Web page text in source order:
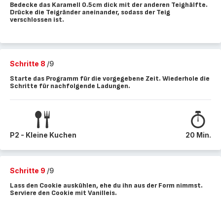
Bedecke das Karamell 0.5cm dick mit der anderen Teighälfte.
Drücke die Teigränder aneinander, sodass der Teig
verschlossen ist.
Schritte 8 /9
Starte das Programm für die vorgegebene Zeit. Wiederhole die
Schritte für nachfolgende Ladungen.
P2 - Kleine Kuchen 20 Min.
Schritte 9 /9
Lass den Cookie auskühlen, ehe du ihn aus der Form nimmst.
Serviere den Cookie mit Vanilleis.